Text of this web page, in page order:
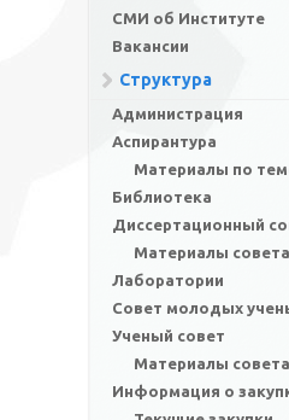
СМИ об Институте
Вакансии
Структура
Администрация
Аспирантура
Материалы по
Библиотека
Диссертационный
Материалы совета
Лаборатории
Совет молодых
Ученый совет
Материалы совета
Информация о